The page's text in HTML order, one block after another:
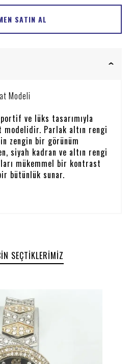
SATIN AL
Modeli
ve lüks tasarımıyla
Parlak altın rengi
zengin bir görünüm
siyah kadran ve altın rengi
mükemmel bir kontrast
bütünlük sunar.
SEÇTIKLERIMIZ